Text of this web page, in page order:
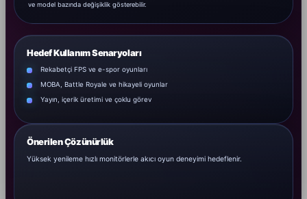
ve model bazında değişiklik gösterebilir.
Hedef Kullanım Senaryoları
Rekabetçi FPS ve e-spor oyunları
MOBA, Battle Royale ve hikayeli oyunlar
Yayın, içerik üretimi ve çoklu görev
Önerilen Çözünürlük
Yüksek yenileme hızlı monitörlerle akıcı oyun deneyimi hedeflenir.